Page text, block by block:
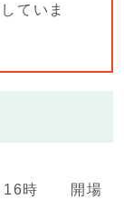
ていま
～16時 開場